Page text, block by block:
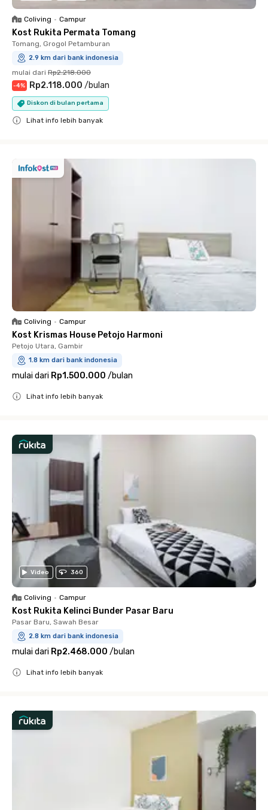
Coliving • Campur
Kost Rukita Permata Tomang
Tomang, Grogol Petamburan
2.9 km dari bank indonesia
mulai dari Rp2.218.000
-4% Rp2.118.000 /bulan
Diskon di bulan pertama
Lihat info lebih banyak
Coliving • Campur
Kost Krismas House Petojo Harmoni
Petojo Utara, Gambir
1.8 km dari bank indonesia
mulai dari Rp1.500.000 /bulan
Lihat info lebih banyak
Video 360
Coliving • Campur
Kost Rukita Kelinci Bunder Pasar Baru
Pasar Baru, Sawah Besar
2.8 km dari bank indonesia
mulai dari Rp2.468.000 /bulan
Lihat info lebih banyak